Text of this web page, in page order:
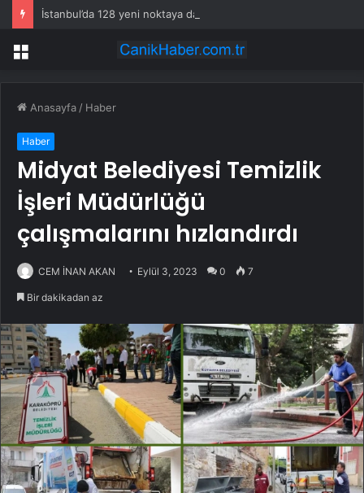
İstanbul’da 128 yeni noktaya daha EDS geliyor
Menü
Anasayfa / Haber
Haber
Midyat Belediyesi Temizlik
İşleri Müdürlüğü
çalışmalarını hızlandırdı
CEM İNAN AKAN Eylül 3, 2023 0 7
Bir dakikadan az